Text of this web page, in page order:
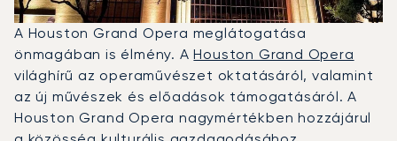
A Houston Grand Opera meglátogatása
önmagában is élmény. AHouston Grand Opera
világhírű az operaművészet oktatásáról, valamint
az új művészek és előadások támogatásáról. A
Houston Grand Opera nagymértékben hozzájárul